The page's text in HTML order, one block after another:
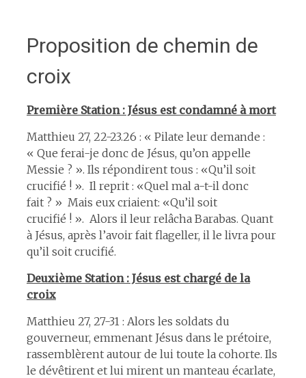
Proposition de chemin de
croix
Première Station : Jésus est condamné à mort
Matthieu 27, 22-23.26 : « Pilate leur demande :
« Que ferai-je donc de Jésus, qu’on appelle
Messie ? ». Ils répondirent tous : «Qu’il soit
crucifié ! ». Il reprit : «Quel mal a-t-il donc
fait ? » Mais eux criaient: «Qu’il soit
crucifié ! ». Alors il leur relâcha Barabas. Quant
à Jésus, après l’avoir fait flageller, il le livra pour
qu’il soit crucifié.
Deuxième Station : Jésus est chargé de la
croix
Matthieu 27, 27-31 : Alors les soldats du
gouverneur, emmenant Jésus dans le prétoire,
rassemblèrent autour de lui toute la cohorte. Ils
le dévêtirent et lui mirent un manteau écarlate,